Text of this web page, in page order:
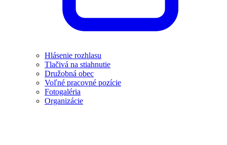
Hlásenie rozhlasu
Tlačivá na stiahnutie
Družobná obec
Voľné pracovné pozície
Fotogaléria
Organizácie